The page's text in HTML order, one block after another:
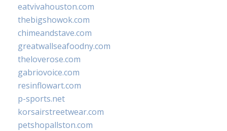
eatvivahouston.com
thebigshowok.com
chimeandstave.com
greatwallseafoodny.com
theloverose.com
gabriovoice.com
resinflowart.com
p-sports.net
korsairstreetwear.com
petshopallston.com